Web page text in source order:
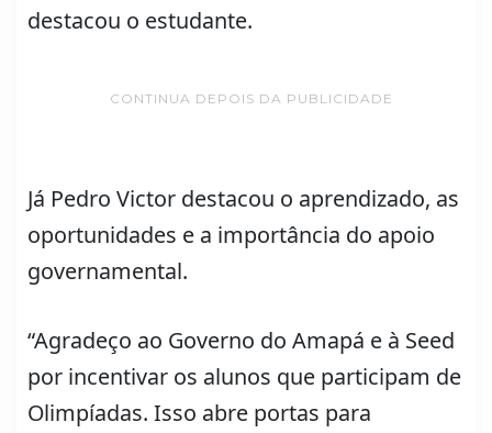
destacou o estudante.
CONTINUA DEPOIS DA PUBLICIDADE
Já Pedro Victor destacou o aprendizado, as
oportunidades e a importância do apoio
governamental.
“Agradeço ao Governo do Amapá e à Seed
por incentivar os alunos que participam de
Olimpíadas. Isso abre portas para